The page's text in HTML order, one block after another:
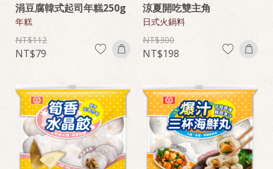
涓豆腐韓式起司年糕250g
年糕
112
79
涼夏開吃雙主角
日式火鍋料
300
198